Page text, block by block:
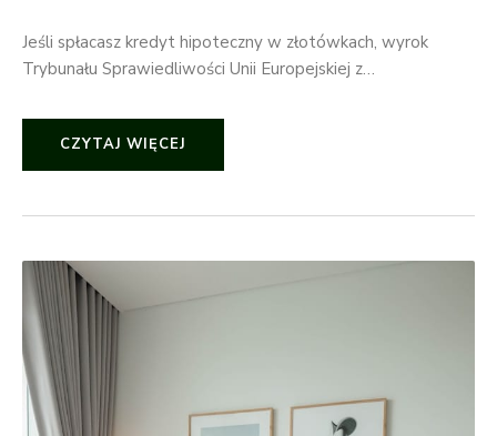
Jeśli spłacasz kredyt hipoteczny w złotówkach, wyrok
Trybunału Sprawiedliwości Unii Europejskiej z…
CZYTAJ WIĘCEJ